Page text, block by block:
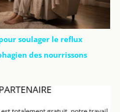
soulager le reflux
des nourrissons